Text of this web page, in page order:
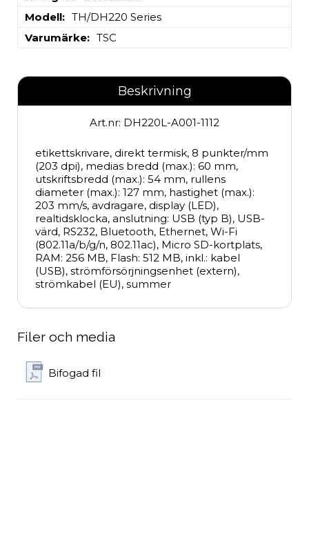
Modell
TH/DH220 Series
Varumärke
TSC
Beskrivning
Art.nr: DH220L-A001-1112
etikettskrivare, direkt termisk, 8 punkter/mm
(203 dpi), medias bredd (max.): 60 mm,
utskriftsbredd (max.): 54 mm, rullens
diameter (max.): 127 mm, hastighet (max.):
203 mm/s, avdragare, display (LED),
realtidsklocka, anslutning: USB (typ B), USB-
värd, RS232, Bluetooth, Ethernet, Wi-Fi
(802.11a/b/g/n, 802.11ac), Micro SD-kortplats,
RAM: 256 MB, Flash: 512 MB, inkl.: kabel
(USB), strömförsörjningsenhet (extern),
strömkabel (EU), summer
Filer och media
Bifogad fil